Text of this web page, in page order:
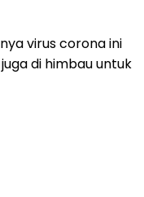
virus corona ini
di himbau untuk